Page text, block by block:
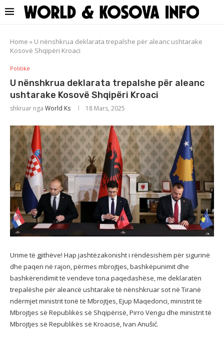
Home » U nënshkrua deklarata trepalshe për aleanc ushtarake
Kosovë Shqipëri Kroaci
Politikë
U nënshkrua deklarata trepalshe për aleanc
ushtarake Kosovë Shqipëri Kroaci
shkruar nga World Ks 18 Mars, 2025
Urime të gjithëve! Hap jashtëzakonisht i rëndësishëm për sigurinë
dhe paqen në rajon, përmes mbrojtjes, bashkëpunimit dhe
bashkërendimit të vendeve tona paqedashëse, me deklaratën
trepalëshe për aleancë ushtarake të nënshkruar sot në Tiranë
ndërmjet ministrit tonë të Mbrojtjes, Ejup Maqedonci, ministrit të
Mbrojtjes së Republikës së Shqipërisë, Pirro Vengu dhe ministrit të
Mbrojtjes së Republikës së Kroacisë, Ivan Anušić.